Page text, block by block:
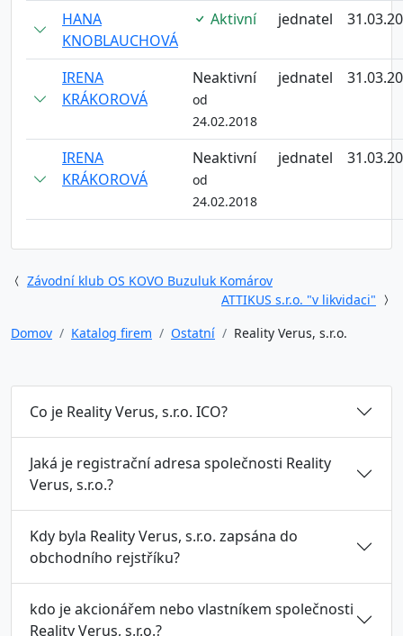
HANA
KNOBLAUCHOVÁ
Aktivní jednatel
IRENA
KRÁKOROVÁ
Neaktivní
od
24.02.2018
jednatel
IRENA
KRÁKOROVÁ
Neaktivní
od
24.02.2018
jednatel
Závodní klub OS KOVO Buzuluk Komárov
ATTIKUS s.r.o. "v likvidaci"
Domov
Katalog firem Ostatní Reality Verus, s.r.o.
Co je Reality Verus, s.r.o. ICO?
Jaká je registrační adresa společnosti Reality
Verus, s.r.o.?
Kdy byla Reality Verus, s.r.o. zapsána do
obchodního rejstříku?
kdo je akcionářem nebo vlastníkem společnosti
Reality Verus, s.r.o.?